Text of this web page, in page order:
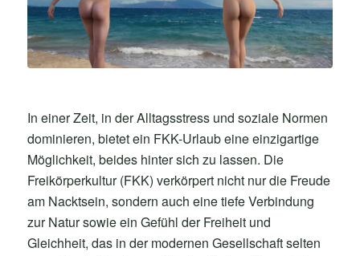
In einer Zeit, in der Alltagsstress und soziale Normen
dominieren, bietet ein FKK-Urlaub eine einzigartige
Möglichkeit, beides hinter sich zu lassen. Die
Freikörperkultur (FKK) verkörpert nicht nur die Freude
am Nacktsein, sondern auch eine tiefe Verbindung
zur Natur sowie ein Gefühl der Freiheit und
Gleichheit, das in der modernen Gesellschaft selten